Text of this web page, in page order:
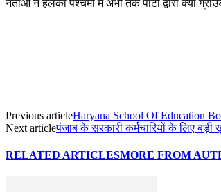
नेताओं ने हलका पश्चमी में अभी तक पार्टी द्वारा क्या
Previous articleHaryana School Of Education
Next articleपंजाब के सरकारी कर्मचारियों के लिए
RELATED ARTICLESMORE FROM